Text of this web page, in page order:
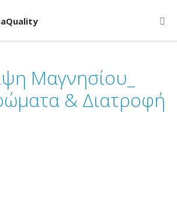
Μαγνησίου_
& Διατροφή